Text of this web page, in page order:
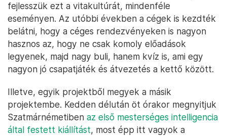
fejlesszük ezt a vitakultúrát, mindenféle
eseményen. Az utóbbi években a cégek is kezdték
belátni, hogy a céges rendezvényeken is nagyon
hasznos az, hogy ne csak komoly előadások
legyenek, majd nagy buli, hanem kvíz is, ami egy
nagyon jó csapatjáték és átvezetés a kettő között.
Illetve, egyik projektből megyek a másik
projektembe. Kedden délután öt órakor megnyitjuk
Szatmárnémetiben az első mesterséges intelligencia
által festett kiállítást, most épp itt vagyok a